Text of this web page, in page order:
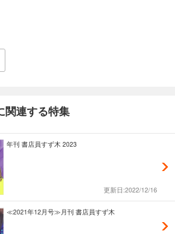
関連する特集
年刊 書店員すず木 2023
更新日:2022/12/16
≪2021年12月号≫月刊 書店員すず木